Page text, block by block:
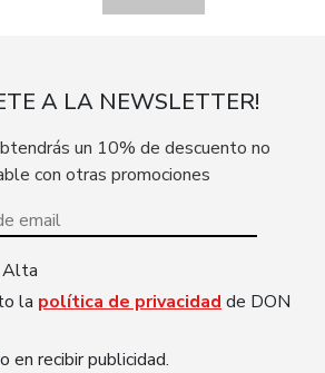
A LA NEWSLETTER!
un 10% de descuento no
con otras promociones
la política de privacidad de DON
en recibir publicidad.